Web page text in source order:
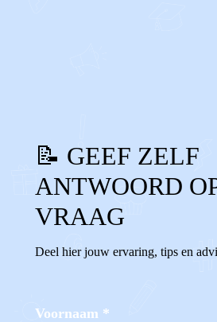
📝 GEEF ZELF
ANTWOORD
VRAAG
Deel hier jouw ervaring, tips en
Voornaam *